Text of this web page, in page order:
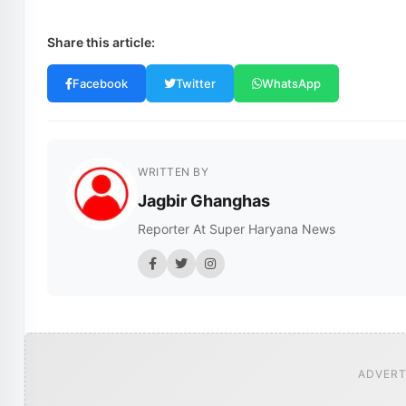
Share this article:
Facebook Twitter WhatsApp
WRITTEN BY
Jagbir Ghanghas
Reporter At Super Haryana News